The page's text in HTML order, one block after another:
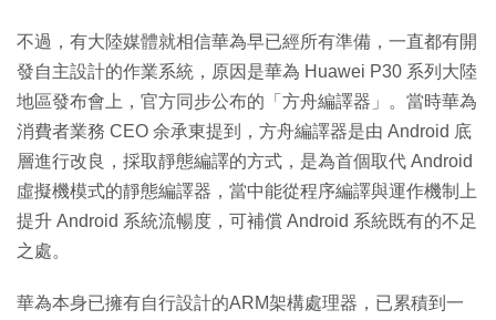
不過，有大陸媒體就相信華為早已經所有準備，一直都有開
發自主設計的作業系統，原因是華為 Huawei P30 系列大陸
地區發布會上，官方同步公布的「方舟編譯器」。當時華為
消費者業務 CEO 余承東提到，方舟編譯器是由 Android 底
層進行改良，採取靜態編譯的方式，是為首個取代 Android
虛擬機模式的靜態編譯器，當中能從程序編譯與運作機制上
提升 Android 系統流暢度，可補償 Android 系統既有的不足
之處。
華為本身已擁有自行設計的ARM架構處理器，已累積到一